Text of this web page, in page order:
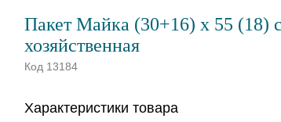
Пакет Майка (30+16) х 55 (18)
хозяйственная
Код 13184
Характеристики товара